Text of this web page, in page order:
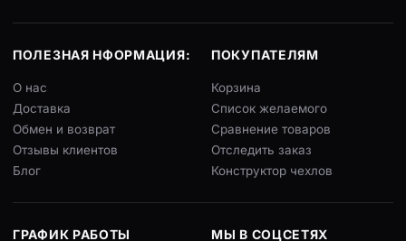
ПОЛЕЗНАЯ НФОРМАЦИЯ:
О нас
Доставка
Обмен и возврат
Отзывы клиентов
Блог
ПОКУПАТЕЛЯМ
Корзина
Список желаемого
Сравнение товаров
Отследить заказ
Конструктор чехлов
ГРАФИК РАБОТЫ МЫ В СОЦСЕТЯХ